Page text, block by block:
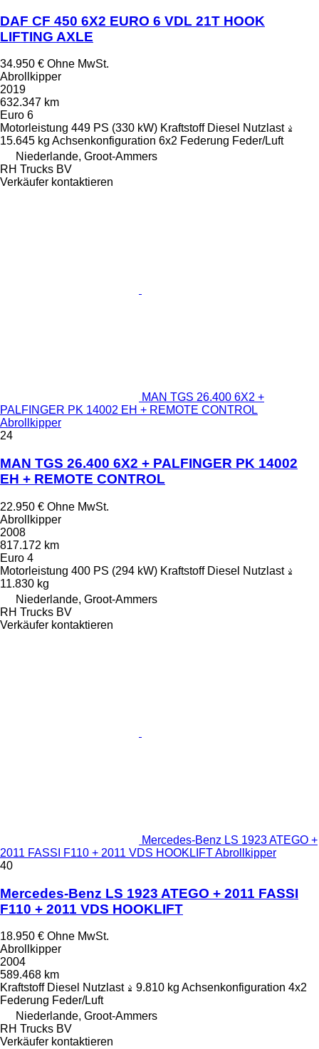
DAF CF 450 6X2 EURO 6 VDL 21T HOOK
LIFTING AXLE
34.950 € Ohne MwSt.
Abrollkipper
2019
632.347 km
Euro 6
Motorleistung 449 PS (330 kW) Kraftstoff Diesel Nutzlast
15.645 kg Achsenkonfiguration 6x2 Federung Feder/Luft
Niederlande, Groot-Ammers
RH Trucks BV
Verkäufer kontaktieren
MAN TGS 26.400 6X2 +
PALFINGER PK 14002 EH + REMOTE CONTROL
Abrollkipper
24
MAN TGS 26.400 6X2 + PALFINGER PK 14002
EH + REMOTE CONTROL
22.950 € Ohne MwSt.
Abrollkipper
2008
817.172 km
Euro 4
Motorleistung 400 PS (294 kW) Kraftstoff Diesel Nutzlast
11.830 kg
Niederlande, Groot-Ammers
RH Trucks BV
Verkäufer kontaktieren
Mercedes-Benz LS 1923 ATEGO +
2011 FASSI F110 + 2011 VDS HOOKLIFT Abrollkipper
40
Mercedes-Benz LS 1923 ATEGO + 2011 FASSI
F110 + 2011 VDS HOOKLIFT
18.950 € Ohne MwSt.
Abrollkipper
2004
589.468 km
Kraftstoff Diesel Nutzlast 9.810 kg Achsenkonfiguration 4x2
Federung Feder/Luft
Niederlande, Groot-Ammers
RH Trucks BV
Verkäufer kontaktieren